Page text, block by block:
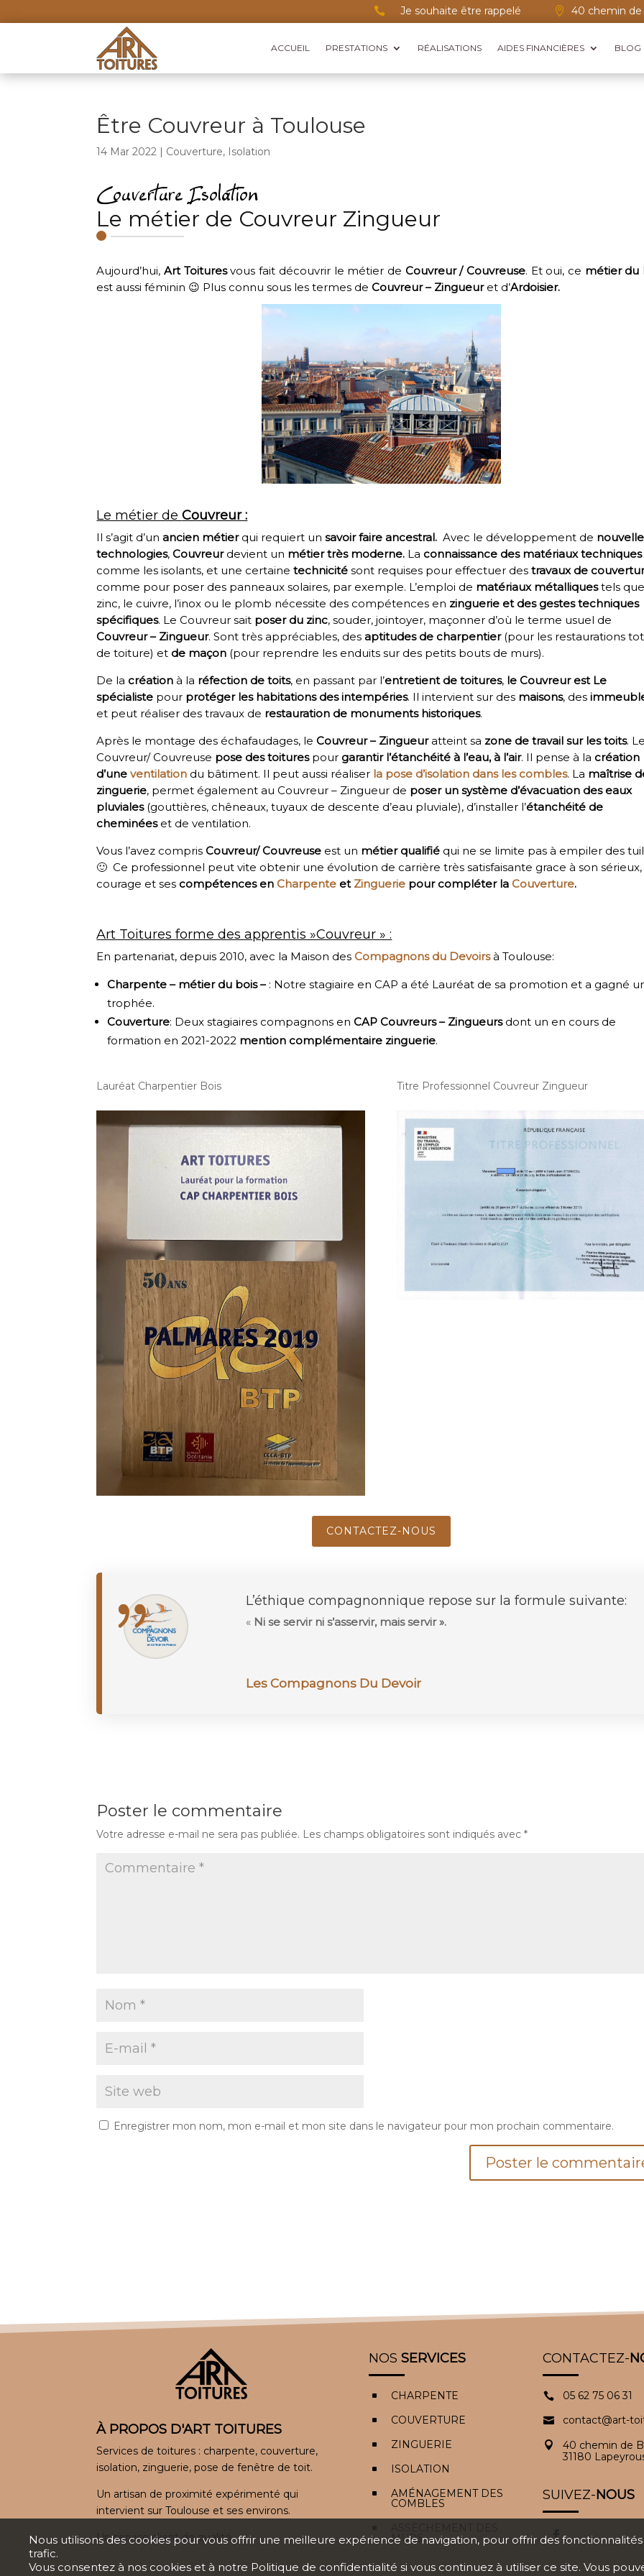
 Je souhaite être rappelé  40 chemin de
ACCUEIL PRESTATIONS RÉALISATIONS AIDES FINANCIÈRES BLOG
Être Couvreur à Toulouse
14 Mar 2022 Couverture, Isolation
Couverture Isolation
Le métier de Couvreur Zingueur
Aujourd’hui, Art Toituresvous fait découvrir le métier de Couvreur / Couvreuse. Et oui, ce métier du
est aussi féminin 😉 Plus connu sous les termes deCouvreur – Zingueuret d’Ardoisier.
Le métier deCouvreur :
Il s’agit d’un ancien métier qui requiert unsavoir faire ancestral. Avec le développement de
technologies,Couvreurdevient un métier très moderne. La connaissance des matériaux techniques
comme les isolants, et une certainetechnicitésont requises pour effectuer destravaux de
comme pour poser des panneaux solaires, par exemple. L’emploi de matériaux métalliquestels
zinc, le cuivre, l’inox ou le plomb nécessite des compétences en zinguerie et des gestes techniques
spécifiques. Le Couvreur sait poser du zinc, souder, jointoyer, maçonner d’où le terme usuel de
Couvreur – Zingueur. Sont très appréciables, des aptitudes de charpentier (pour les restaurations
de toiture) et de maçon (pour reprendre les enduits sur des petits bouts de murs).
De la création à la réfection de toits, en passant par l’entretient de toitures, le Couvreur est Le
spécialiste pour protéger les habitations des intempéries. Il intervient sur des maisons, des
et peut réaliser des travaux de restauration de monuments historiques.
Après le montage des échafaudages, leCouvreur – Zingueuratteint sa zone de travail sur les toits.
Couvreur/ Couvreuse pose des toiturespourgarantir l’étanchéité à l’eau, à l’air. Il pense à la création
d’uneventilation du bâtiment. Il peut aussi réaliser la pose d’isolation dans les combles. La maîtrise
zinguerie, permet également au Couvreur – Zingueur de poser un système d’évacuation des eaux
pluviales(gouttières, chêneaux, tuyaux de descente d’eau pluviale), d’installer l’étanchéité de
cheminéeset de ventilation.
Vous l’avez comprisCouvreur/ Couvreuse est un métier qualifié qui ne se limite pas à empiler des
🙂 Ce professionnel peut vite obtenir une évolution de carrière très satisfaisante grace à son sérieux,
courage et ses compétences en Charpente et Zinguerie pour compléter la Couverture.
Art Toitures forme des apprentis »Couvreur » :
En partenariat, depuis 2010, avec la Maison des Compagnons du Devoirsà Toulouse:
Charpente – métier du bois –: Notre stagiaire en CAP a été Lauréat de sa promotion et a gagné
trophée.
Couverture: Deux stagiaires compagnons enCAP Couvreurs – Zingueursdont un en cours de
formation en 2021-2022 mention complémentaire zinguerie.
Lauréat Charpentier Bois Titre Professionnel Couvreur Zingueur
CONTACTEZ-NOUS
L’éthique compagnonnique repose sur la formule suivante:
« Ni se servir ni s’asservir, mais servir ».
Les Compagnons Du Devoir
Poster le commentaire
Votre adresse e-mail ne sera pas publiée. Les champs obligatoires sont indiqués avec*
Enregistrer mon nom, mon e-mail et mon site dans le navigateur pour mon prochain commentaire.
À PROPOS D'ART TOITURES
Services de toitures : charpente, couverture,
isolation, zinguerie, pose de fenêtre de toit.
Un artisan de proximité expérimenté qui
intervient sur Toulouse et ses environs.
Un service client de qualité.
NOS SERVICES
^ CHARPENTE
^ COUVERTURE
^ ZINGUERIE
^ ISOLATION
^ AMÉNAGEMENT DES
COMBLES
MURS
CONTACTEZ-
 05 62 75 06 31
 contact@art-

40 chemin de
31180
SUIVEZ-NOUS
Nous utilisons des cookies pour vous offrir une meilleure expérience de navigation, pour offrir des
trafic.
Vous consentez à nos cookies et à notre Politique de confidentialité si vous continuez à utiliser ce site. Vous